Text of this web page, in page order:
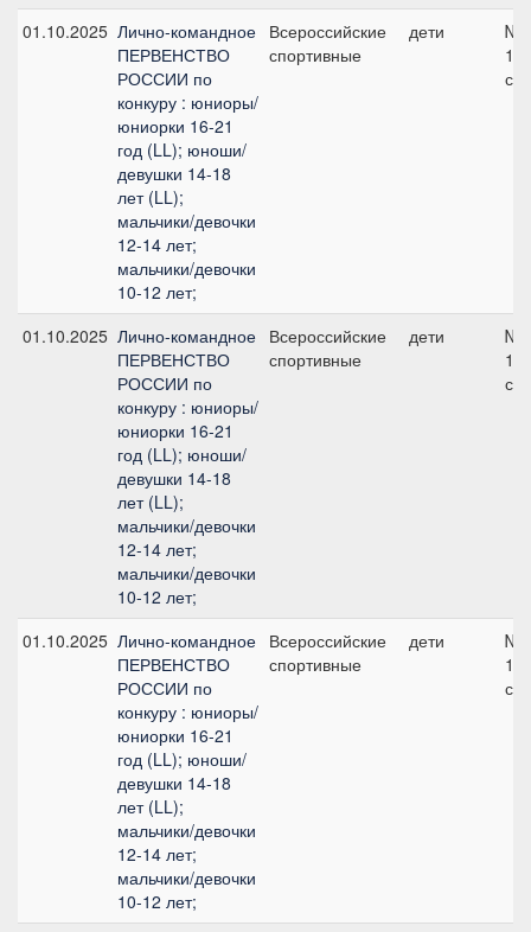
01.10.2025 Лично-командное
ПЕРВЕНСТВО
РОССИИ по
конкуру : юниоры/
юниорки 16-21
год (LL); юноши/
девушки 14-18
лет (LL);
мальчики/девочки
12-14 лет;
мальчики/девочки
10-12 лет;
Всероссийские
спортивные
дети
см
01.10.2025 Лично-командное
ПЕРВЕНСТВО
РОССИИ по
конкуру : юниоры/
юниорки 16-21
год (LL); юноши/
девушки 14-18
лет (LL);
мальчики/девочки
12-14 лет;
мальчики/девочки
10-12 лет;
Всероссийские
спортивные
дети
см
01.10.2025 Лично-командное
ПЕРВЕНСТВО
РОССИИ по
конкуру : юниоры/
юниорки 16-21
год (LL); юноши/
девушки 14-18
лет (LL);
мальчики/девочки
12-14 лет;
мальчики/девочки
10-12 лет;
Всероссийские
спортивные
дети
см